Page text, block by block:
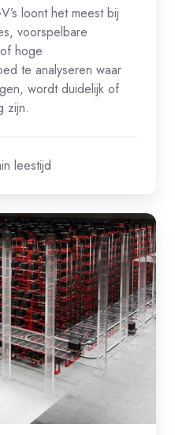
loont het meest bij
voorspelbare
hoge
te analyseren waar
wordt duidelijk of
zijn.
leestijd